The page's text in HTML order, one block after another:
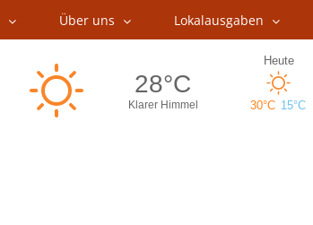
Über uns Lokalausgaben